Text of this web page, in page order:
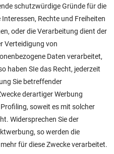
schutzwürdige Gründe für die
Rechte und Freiheiten
oder die Verarbeitung dient der
Verteidigung von
Daten verarbeitet,
haben SIe das Recht, jederzeit
Sie betreffender
derartiger Werbung
soweit es mit solcher
Widersprechen Sie der
so werden die
für diese Zwecke verarbeitet.